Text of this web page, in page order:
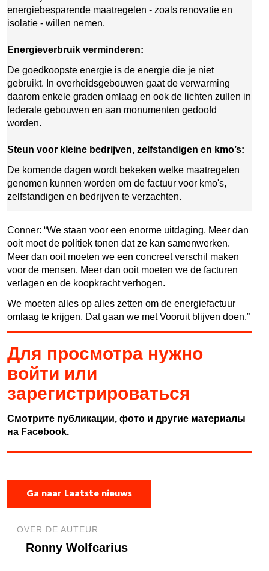
energiebesparende maatregelen - zoals renovatie en
isolatie - willen nemen.
Energieverbruik verminderen:
De goedkoopste energie is de energie die je niet
gebruikt. In overheidsgebouwen gaat de verwarming
daarom enkele graden omlaag en ook de lichten zullen in
federale gebouwen en aan monumenten gedoofd
worden.
Steun voor kleine bedrijven, zelfstandigen en kmo’s:
De komende dagen wordt bekeken welke maatregelen
genomen kunnen worden om de factuur voor kmo's,
zelfstandigen en bedrijven te verzachten.
Conner: “We staan voor een enorme uitdaging. Meer dan
ooit moet de politiek tonen dat ze kan samenwerken.
Meer dan ooit moeten we een concreet verschil maken
voor de mensen. Meer dan ooit moeten we de facturen
verlagen en de koopkracht verhogen.
We moeten alles op alles zetten om de energiefactuur
omlaag te krijgen. Dat gaan we met Vooruit blijven doen.”
Для просмотра нужно
войти или
зарегистрироваться
Смотрите публикации, фото и другие материалы
на Facebook.
Ga naar Laatste nieuws
OVER DE AUTEUR
Ronny Wolfcarius